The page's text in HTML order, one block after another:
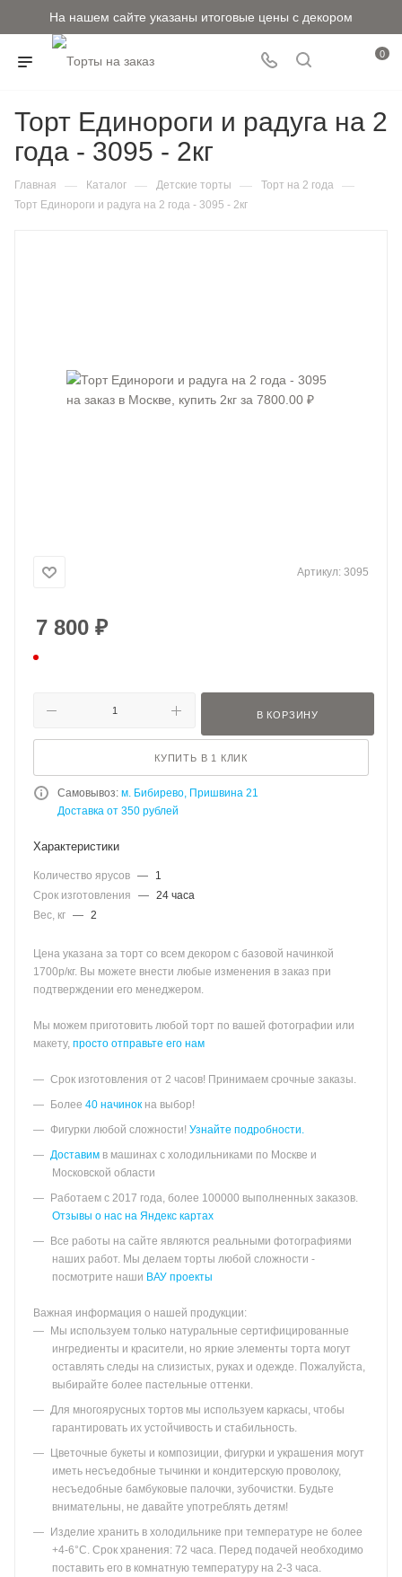
На нашем сайте указаны итоговые цены с декором
0
Торт Единороги и радуга на 2
года - 3095 - 2кг
Главная — Каталог — Детские торты — Торт на 2 года —
Торт Единороги и радуга на 2 года - 3095 - 2кг
Артикул: 3095
7 800 ₽
В КОРЗИНУ
КУПИТЬ В 1 КЛИК
Самовывоз: м. Бибирево, Пришвина 21
Доставка от 350 рублей
Характеристики
Количество ярусов —
1
Срок изготовления
— 24 часа
Вес, кг — 2
Цена указана за торт со всем декором с базовой начинкой
1700р/кг. Вы можете внести любые изменения в заказ при
подтверждении его менеджером.
Мы можем приготовить любой торт по вашей фотографии или
макету, просто отправьте его нам
Срок изготовления от 2 часов! Принимаем срочные заказы.
Более 40 начинок на выбор!
Фигурки любой сложности! Узнайте подробности.
Доставим в машинах с холодильниками по Москве и
Московской области
Работаем с 2017 года, более 100000 выполненных заказов.
Отзывы о нас на Яндекс картах
Все работы на сайте являются реальными фотографиями
наших работ. Мы делаем торты любой сложности -
посмотрите наши ВАУ проекты
Важная информация о нашей продукции:
Мы используем только натуральные сертифицированные
ингредиенты и красители, но яркие элементы торта могут
оставлять следы на слизистых, руках и одежде. Пожалуйста,
выбирайте более пастельные оттенки.
Для многоярусных тортов мы используем каркасы, чтобы
гарантировать их устойчивость и стабильность.
Цветочные букеты и композиции, фигурки и украшения могут
иметь несъедобные тычинки и кондитерскую проволоку,
несъедобные бамбуковые палочки, зубочистки. Будьте
внимательны, не давайте употреблять детям!
Изделие хранить в холодильнике при температуре не более
+4-6°С. Срок хранения: 72 часа. Перед подачей необходимо
поставить его в комнатную температуру на 2-3 часа.